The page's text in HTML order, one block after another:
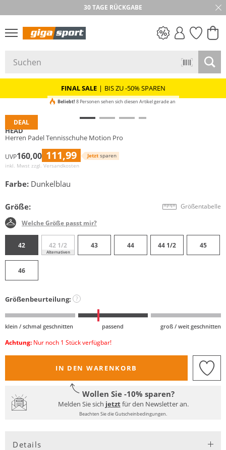
30 TAGE RÜCKGABE
FINAL SALE | BIS ZU -50% SPAREN
DEAL
Beliebt! 8 Personen sehen sich diesen Artikel gerade an
HEAD
Herren Padel Tennisschuhe Motion Pro
UVP160,00 111,99 Jetzt sparen
inkl. Mwst zzgl. Versandkosten
Farbe: Dunkelblau
Größe: Größentabelle
Welche Größe passt mir?
42 42 1/2
Alternativen
43 44 44 1/2 45
46
Größenbeurteilung: ?
klein / schmal geschnitten passend groß / weit geschnitten
Achtung: Nur noch 1 Stück verfügbar!
IN DEN WARENKORB
Wollen Sie -10% sparen?
Melden Sie sich jetztfür den Newsletter an.
Beachten Sie die Gutscheinbedingungen.
Details